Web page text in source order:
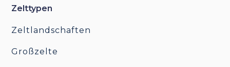
Zelttypen
Zeltlandschaften
Großzelte